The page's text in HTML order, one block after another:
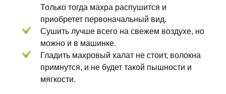
Только тогда махра распушится и
приобретет первоначальный вид.
Сушить лучше всего на свежем воздухе, но
можно и в машинке.
Гладить махровый халат не стоит, волокна
примнутся, и не будет такой пышности и
мягкости.